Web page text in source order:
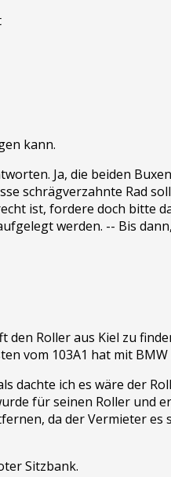
kann.
Ja, die beiden
schrägverzahnte Rad
ist, fordere doch bitte
werden. -- Bis
Roller aus Kiel zu
vom 103A1 hat mit BMW
dachte ich es wäre der
für seinen Roller und
da der Vermieter
Sitzbank.